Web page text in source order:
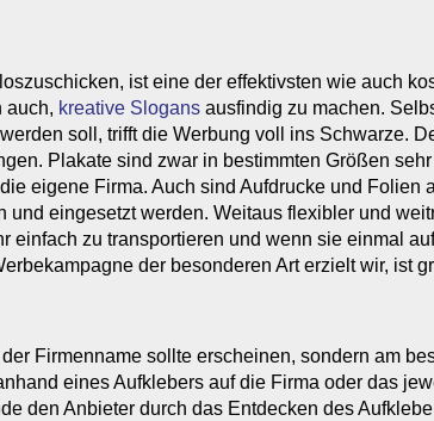
ist eine der effektivsten wie auch
auch, kreative Slogans ausfindig zu machen.
soll, trifft die Werbung voll ins Schwarze.
Plakate sind zwar in bestimmten Größen
eigene Firma. Auch sind Aufdrucke und
eingesetzt werden. Weitaus flexibler und
einfach zu transportieren und wenn sie einmal
der besonderen Art erzielt wir, ist
Firmenname sollte erscheinen, sondern am
eines Aufklebers auf die Firma oder das
den Anbieter durch das Entdecken des